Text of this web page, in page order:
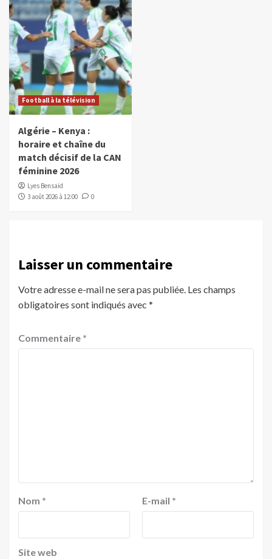
Football à la télévision
Algérie – Kenya :
horaire et chaîne du
match décisif de la CAN
féminine 2026
Lyes Bensaïd
3 août 2026 à 12:00
0
Laisser un commentaire
Votre adresse e-mail ne sera pas publiée. Les champs
obligatoires sont indiqués avec *
Commentaire *
Nom * E-mail *
Site web